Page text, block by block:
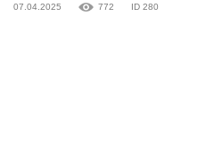
07.04.2025 772 ID 280